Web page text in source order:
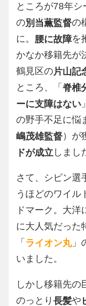
ところが78年
の別当薫監督の
に。 腰に故障を
かなか移籍先が
鶴見区の片山記
ところ、「脊椎
ーに支障はない
の野手不足に悩
嶋茂雄監督）が
ドが成立 しまし
さて、シピン選
うほどのワイル
ドマーク。大洋
に大人気だった
「ライオン丸」
いました。
しかし移籍先の
のっとり長髪や